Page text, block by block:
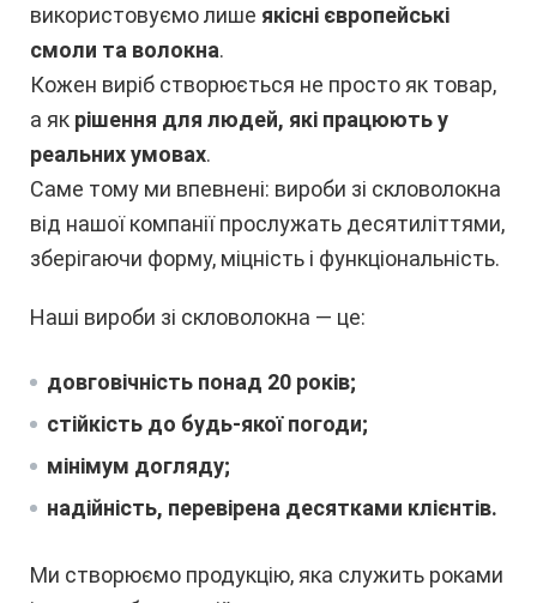
використовуємо лише якісні європейські
смоли та волокна.
Кожен виріб створюється не просто як товар,
а як рішення для людей, які працюють у
реальних умовах.
Саме тому ми впевнені: вироби зі скловолокна
від нашої компанії прослужать десятиліттями,
зберігаючи форму, міцність і функціональність.
Наші вироби зі скловолокна — це:
довговічність понад 20 років;
стійкість до будь-якої погоди;
мінімум догляду;
надійність, перевірена десятками клієнтів.
Ми створюємо продукцію, яка служить роками